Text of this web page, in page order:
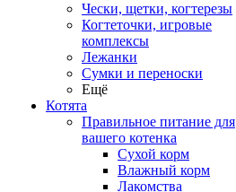
Чески, щетки, когтерезы
Когтеточки, игровые
комплексы
Лежанки
Сумки и переноски
Ещё
Котята
Правильное питание для
вашего котенка
Сухой корм
Влажный корм
Лакомства